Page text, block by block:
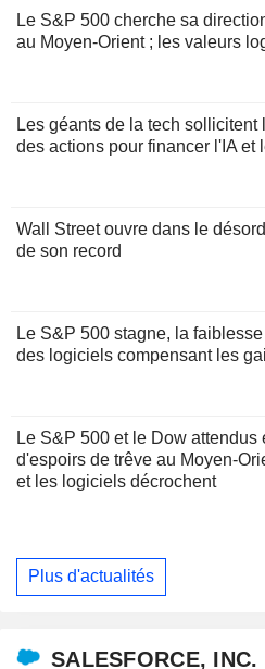
Le S&P 500 cherche sa
au Moyen-Orient ; les valeurs
Les géants de la tech
des actions pour financer l'IA et
Wall Street ouvre dans le
de son record
Le S&P 500 stagne, la
des logiciels compensant les
Le S&P 500 et le Dow attendus
d'espoirs de trêve au Moyen-
et les logiciels décrochent
Plus d'actualités
SALESFORCE, INC.